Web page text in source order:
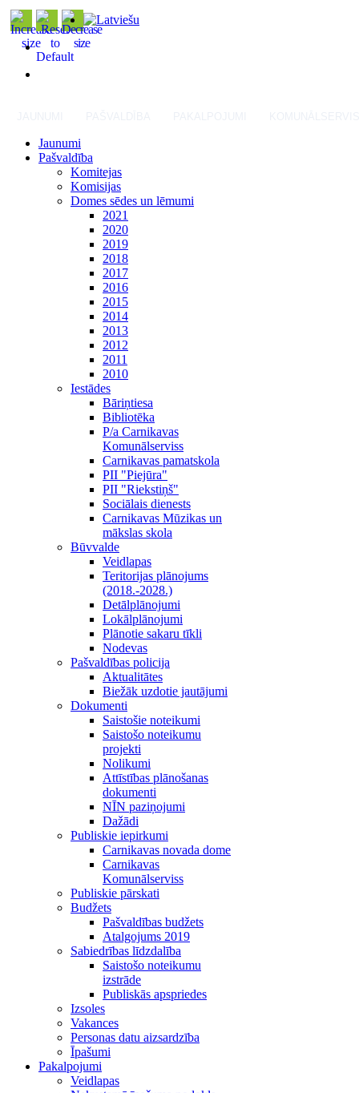
Jaunumi
Pašvaldība
Komitejas
Komisijas
Domes sēdes un lēmumi
2021
2020
2019
2018
2017
2016
2015
2014
2013
2012
2011
2010
Iestādes
Bāriņtiesa
Bibliotēka
P/a Carnikavas
Komunālserviss
Carnikavas pamatskola
PII "Piejūra"
PII "Riekstiņš"
Sociālais dienests
Carnikavas Mūzikas un
mākslas skola
Būvvalde
Veidlapas
Teritorijas plānojums
(2018.-2028.)
Detālplānojumi
Lokālplānojumi
Plānotie sakaru tīkli
Nodevas
Pašvaldības policija
Aktualitātes
Biežāk uzdotie jautājumi
Dokumenti
Saistošie noteikumi
Saistošo noteikumu
projekti
Nolikumi
Attīstības plānošanas
dokumenti
NĪN paziņojumi
Dažādi
Publiskie iepirkumi
Carnikavas novada dome
Carnikavas
Komunālserviss
Publiskie pārskati
Budžets
Pašvaldības budžets
Atalgojums 2019
Sabiedrības līdzdalība
Saistošo noteikumu
izstrāde
Publiskās apspriedes
Izsoles
Vakances
Personas datu aizsardzība
Īpašumi
Pakalpojumi
Veidlapas